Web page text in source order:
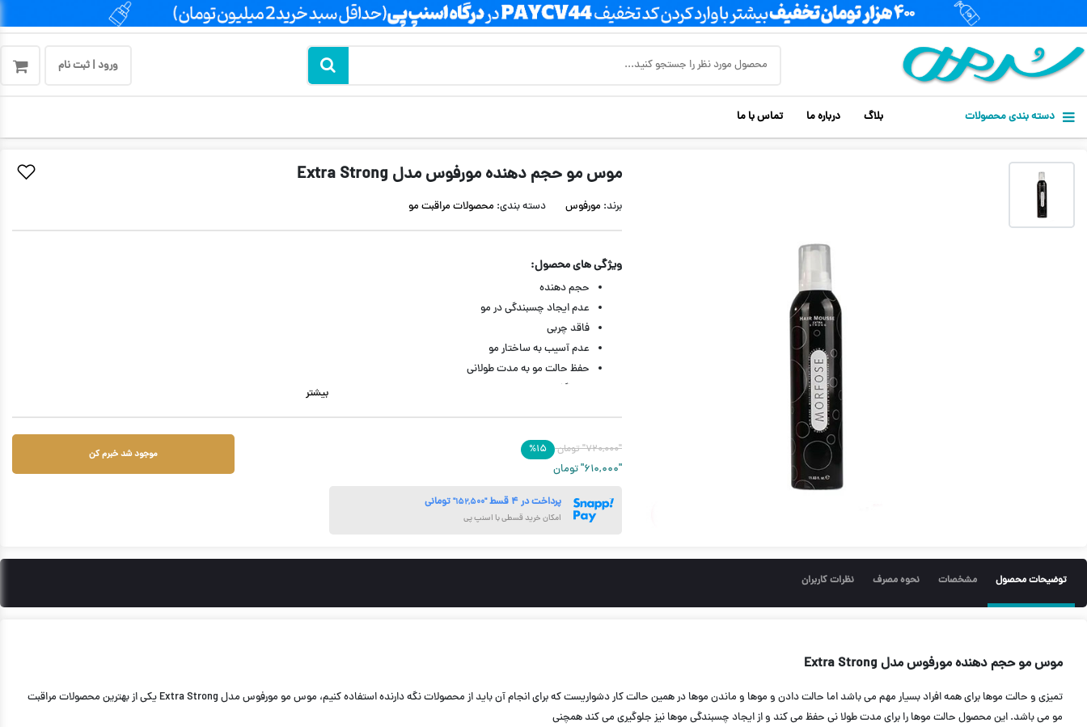
ورود | ثبت نام
دسته بندی محصولات بلاگ درباره ما تماس با ما
موس مو حجم دهنده مورفوس مدل Extra Strong
برند: مورفوس دسته بندی: محصولات مراقبت مو
ویژگی های محصول:
حجم دهنده
عدم ایجاد چسبندگی در مو
فاقد چربی
عدم آسیب به ساختار مو
حفظ حالت مو به مدت طولانی
بیشتر
"۷۲۰,۰۰۰" تومان ۱۵%
"۶۱۰,۰۰۰" تومان
موجود شد خبرم کن
پرداخت در ۴ قسط "۱۵۲,۵۰۰" تومانی
امکان خرید قسطی با اسنپ پی
توضیحات محصول مشخصات نحوه مصرف نظرات کاربران
موس مو حجم دهنده مورفوس مدل Extra Strong
تمیزی و حالت موها برای همه افراد بسیار مهم می باشد اما حالت دادن و موها و ماندن موها در همین حالت کار دشواریست که برای انجام آن باید از محصولات نگه دارنده استفاده کنیم، موس مو مورفوس مدل Extra Strong یکی از بهترین محصولات مراقبت
مو می باشد. این محصول حالت موها را برای مدت طولا نی حفظ می کند و از ایجاد چسبندگی موها نیز جلوگیری می کند همچنی